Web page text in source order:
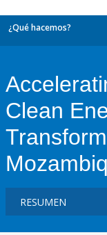
¿Qué hacemos?
Clean